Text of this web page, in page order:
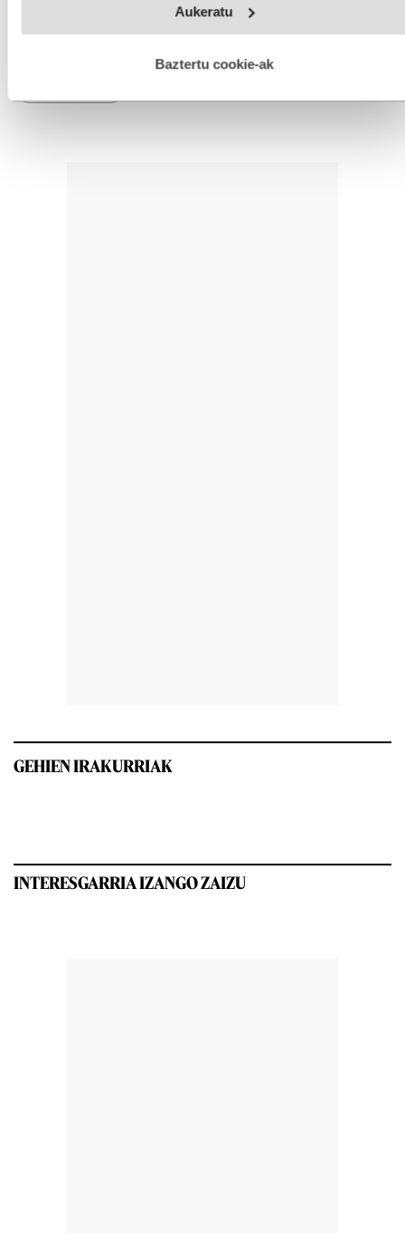
fitxategiak erabiltzen ditu. Zure esperientzia eta zerbitzuak
esplizitua ematen diguzu.Gehiago irakurri
Aukeratu
Baztertu cookie-ak
GEHIEN IRAKURRIAK
INTERESGARRIA IZANGO ZAIZU